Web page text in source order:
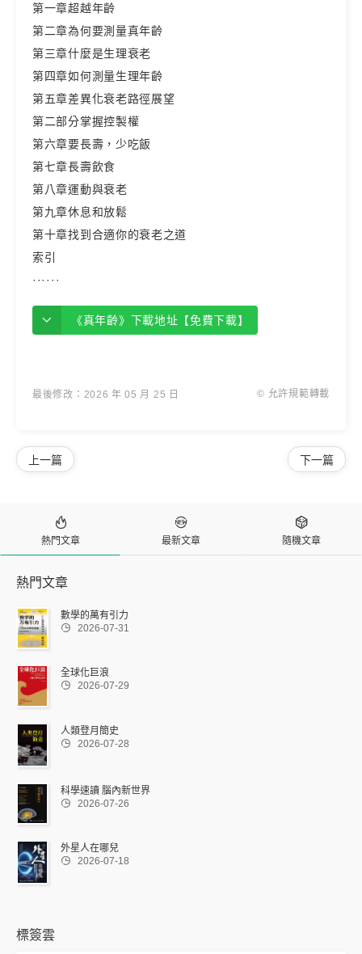
第一章超越年齡
第二章為何要測量真年齡
第三章什麼是生理衰老
第四章如何測量生理年齡
第五章差異化衰老路徑展望
第二部分掌握控製權
第六章要長壽，少吃飯
第七章長壽飲食
第八章運動與衰老
第九章休息和放鬆
第十章找到合適你的衰老之道
索引
······
《真年齡》下載地址【免費下載】
最後修改：2026 年 05 月 25 日 © 允許規範轉載
下一篇
上一篇

熱門文章

最新文章

隨機文章
熱門文章
數學的萬有引力
 2026-07-31
全球化巨浪
 2026-07-29
人類登月簡史
 2026-07-28
科學速讀 腦內新世界
 2026-07-26
外星人在哪兒
 2026-07-18
標簽雲